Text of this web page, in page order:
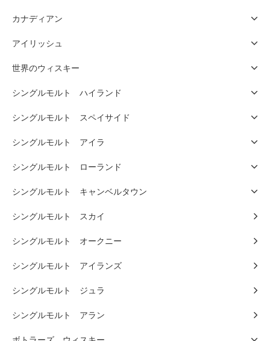
カナディアン
アイリッシュ
世界のウィスキー
シングルモルト ハイランド
シングルモルト スペイサイド
シングルモルト アイラ
シングルモルト ローランド
シングルモルト キャンベルタウン
シングルモルト スカイ
シングルモルト オークニー
シングルモルト アイランズ
シングルモルト ジュラ
シングルモルト アラン